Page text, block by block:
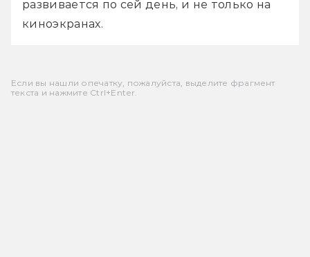
развивается по сей день, и не только на
киноэкранах.
Если вы нашли опечатку, пожалуйста, выделите фрагмент
текста и нажмите Ctrl+Enter.